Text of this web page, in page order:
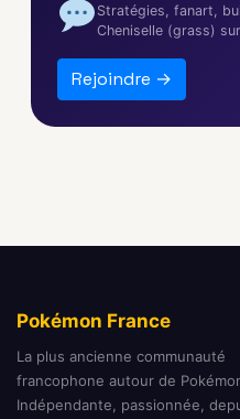
Stratégies, fanart,
Cheniselle (grass)
Rejoindre →
Pokémon France
La plus ancienne communauté
francophone autour de
Indépendante, passionnée,